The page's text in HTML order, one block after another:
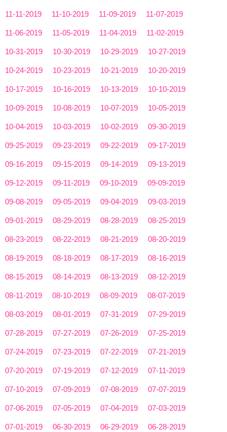
11-11-2019 11-10-2019 11-09-2019 11-07-2019
11-06-2019 11-05-2019 11-04-2019 11-02-2019
10-31-2019 10-30-2019 10-29-2019 10-27-2019
10-24-2019 10-23-2019 10-21-2019 10-20-2019
10-17-2019 10-16-2019 10-13-2019 10-10-2019
10-09-2019 10-08-2019 10-07-2019 10-05-2019
10-04-2019 10-03-2019 10-02-2019 09-30-2019
09-25-2019 09-23-2019 09-22-2019 09-17-2019
09-16-2019 09-15-2019 09-14-2019 09-13-2019
09-12-2019 09-11-2019 09-10-2019 09-09-2019
09-08-2019 09-05-2019 09-04-2019 09-03-2019
09-01-2019 08-29-2019 08-28-2019 08-25-2019
08-23-2019 08-22-2019 08-21-2019 08-20-2019
08-19-2019 08-18-2019 08-17-2019 08-16-2019
08-15-2019 08-14-2019 08-13-2019 08-12-2019
08-11-2019 08-10-2019 08-09-2019 08-07-2019
08-03-2019 08-01-2019 07-31-2019 07-29-2019
07-28-2019 07-27-2019 07-26-2019 07-25-2019
07-24-2019 07-23-2019 07-22-2019 07-21-2019
07-20-2019 07-19-2019 07-12-2019 07-11-2019
07-10-2019 07-09-2019 07-08-2019 07-07-2019
07-06-2019 07-05-2019 07-04-2019 07-03-2019
07-01-2019 06-30-2019 06-29-2019 06-28-2019